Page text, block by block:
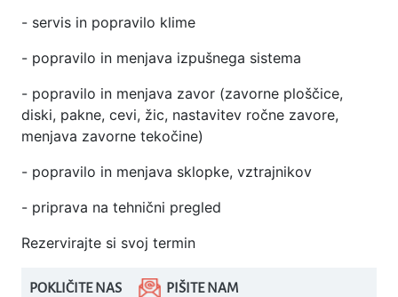
- servis in popravilo klime
- popravilo in menjava izpušnega sistema
- popravilo in menjava zavor (zavorne ploščice,
diski, pakne, cevi, žic, nastavitev ročne zavore,
menjava zavorne tekočine)
- popravilo in menjava sklopke, vztrajnikov
- priprava na tehnični pregled
Rezervirajte si svoj termin
POKLIČITE NAS PIŠITE NAM